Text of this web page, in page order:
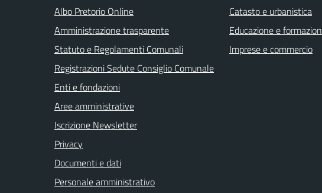
Albo Pretorio Online
Amministrazione trasparente
Statuto e Regolamenti Comunali
Registrazioni Sedute Consiglio Comunale
Enti e fondazioni
Aree amministrative
Iscrizione Newsletter
Privacy
Documenti e dati
Personale amministrativo
Catasto e urbanistica
Educazione e
Imprese e commercio